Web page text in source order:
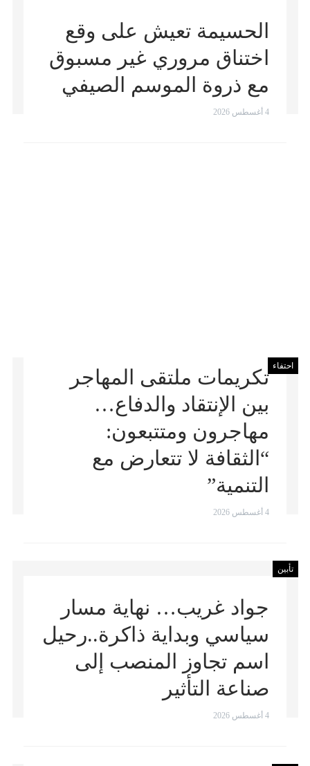
الحسيمة تعيش على وقع
اختناق مروري غير مسبوق
مع ذروة الموسم الصيفي
4 أغسطس 2026
احتفاء
تكريمات ملتقى المهاجر
بين الإنتقاد والدفاع…
مهاجرون ومتتبعون:
“الثقافة لا تتعارض مع
التنمية”
4 أغسطس 2026
تأبين
جواد غريب… نهاية مسار
سياسي وبداية ذاكرة..رحيل
اسم تجاوز المنصب إلى
صناعة التأثير
4 أغسطس 2026